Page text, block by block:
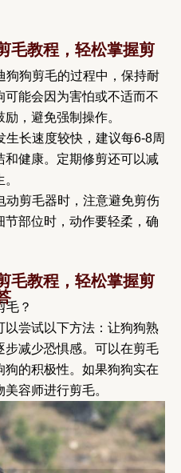
毛教程，轻松掌握剪
狗狗剪毛的过程中，保持耐
能会因为害怕或不适而不
，避免强制操作。
长速度较快，建议每6-8周
健康。定期修剪还可以减
动剪毛器时，注意避免剪伤
部位时，动作要轻柔，确
毛教程，轻松掌握剪
毛？
尝试以下方法：让狗狗熟
减少恐惧感。可以在剪毛
的积极性。如果狗狗实在
容师进行剪毛。